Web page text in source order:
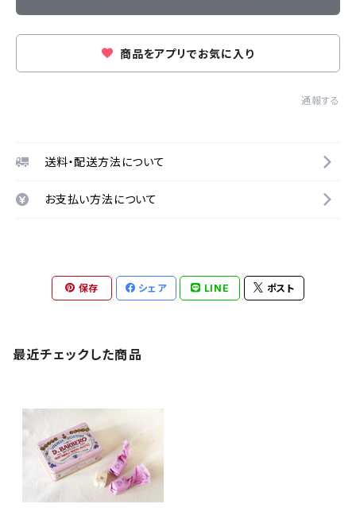
商品をアプリでお気に入り
通報する
送料・配送方法について
お支払い方法について
保存 シェア LINE ポスト
最近チェックした商品